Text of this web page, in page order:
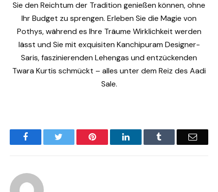
Sie den Reichtum der Tradition genießen können, ohne
Ihr Budget zu sprengen. Erleben Sie die Magie von
Pothys, während es Ihre Träume Wirklichkeit werden
lässt und Sie mit exquisiten Kanchipuram Designer-
Saris, faszinierenden Lehengas und entzückenden
Twara Kurtis schmückt – alles unter dem Reiz des Aadi
Sale.
Facebook Pinterest LinkedIn Email